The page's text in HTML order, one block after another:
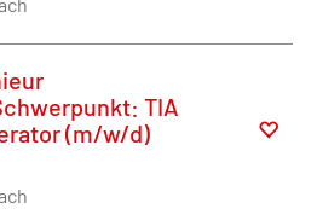
TIA
(m/w/d)